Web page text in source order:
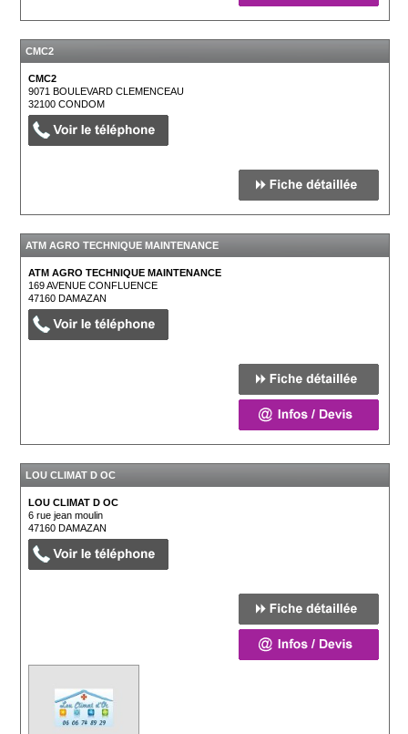
CMC2
CMC2
9071 BOULEVARD CLEMENCEAU
32100CONDOM
ATM AGRO TECHNIQUE MAINTENANCE
ATM AGRO TECHNIQUE MAINTENANCE
169 AVENUE CONFLUENCE
47160DAMAZAN
LOU CLIMAT D OC
LOU CLIMAT D OC
6 rue jean moulin
47160DAMAZAN